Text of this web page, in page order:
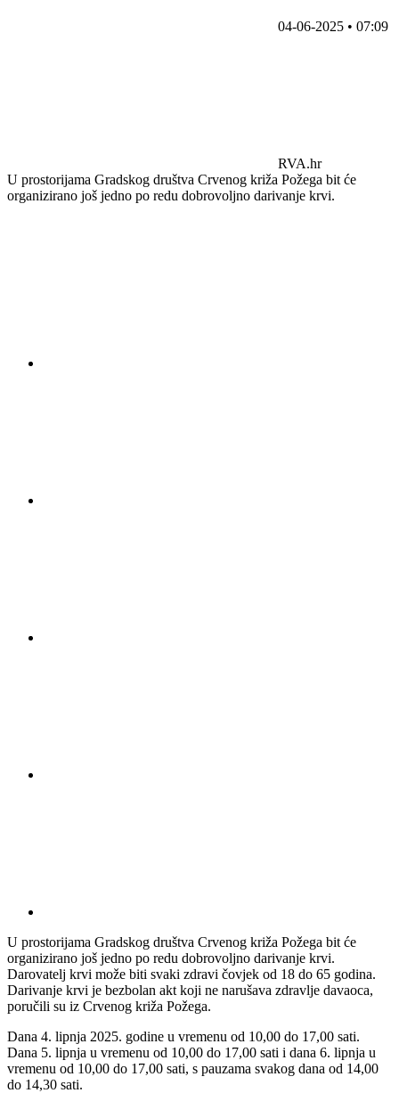
04-06-2025 • 07:09
RVA.hr
U prostorijama Gradskog društva Crvenog križa Požega bit će
organizirano još jedno po redu dobrovoljno darivanje krvi.
U prostorijama Gradskog društva Crvenog križa Požega bit će
organizirano još jedno po redu dobrovoljno darivanje krvi.
Darovatelj krvi može biti svaki zdravi čovjek od 18 do 65 godina.
Darivanje krvi je bezbolan akt koji ne narušava zdravlje davaoca,
poručili su iz Crvenog križa Požega.
Dana 4. lipnja 2025. godine u vremenu od 10,00 do 17,00 sati.
Dana 5. lipnja u vremenu od 10,00 do 17,00 sati i dana 6. lipnja u
vremenu od 10,00 do 17,00 sati, s pauzama svakog dana od 14,00
do 14,30 sati.